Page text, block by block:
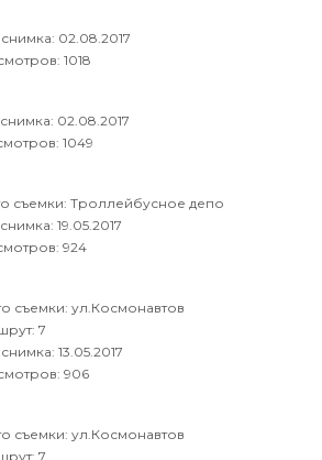
02.08.2017
1018
02.08.2017
1049
съемки: Троллейбусное депо
19.05.2017
924
съемки: ул.Космонавтов
7
13.05.2017
906
съемки: ул.Космонавтов
7